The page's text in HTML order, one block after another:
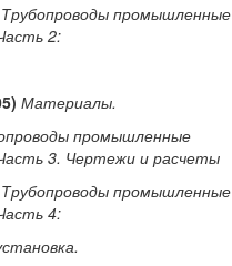
Трубопроводы промышленные
2:
Материалы.
промышленные
3. Чертежи и расчеты
Трубопроводы промышленные
4: